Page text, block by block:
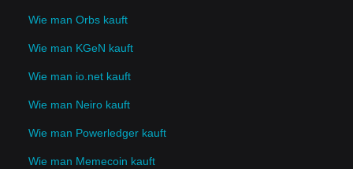
Wie man Orbs kauft
Wie man KGeN kauft
Wie man io.net kauft
Wie man Neiro kauft
Wie man Powerledger kauft
Wie man Memecoin kauft